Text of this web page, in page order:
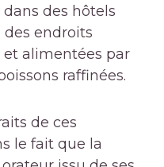
des hôtels
endroits
alimentées par
raffinées.
de ces
le fait que la